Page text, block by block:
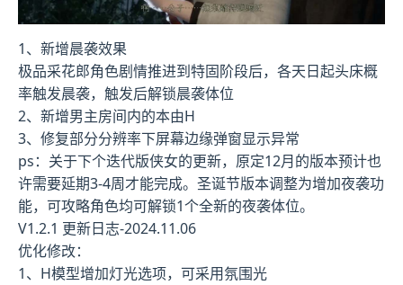
1、新增晨袭效果
极品采花郎角色剧情推进到特固阶段后，各天日起头床概
率触发晨袭，触发后解锁晨袭体位
2、新增男主房间内的本由H
3、修复部分分辨率下屏幕边缘弹窗显示异常
ps：关于下个迭代版侠女的更新，原定12月的版本预计也
许需要延期3-4周才能完成。圣诞节版本调整为增加夜袭功
能，可攻略角色均可解锁1个全新的夜袭体位。
V1.2.1 更新日志-2024.11.06
优化修改：
1、H模型增加灯光选项，可采用氛围光